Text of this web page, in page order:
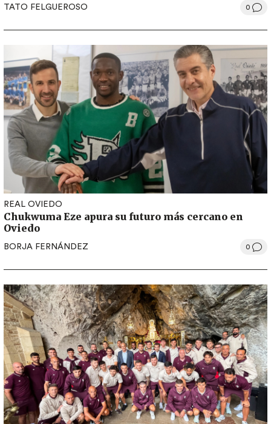
TATO FELGUEROSO 0
REAL OVIEDO
Chukwuma Eze apura su futuro más cercano en
Oviedo
BORJA FERNÁNDEZ 0